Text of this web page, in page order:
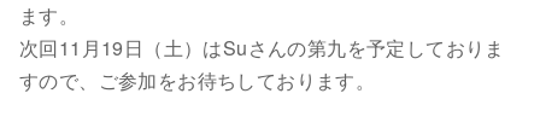
ます。
次回11月19日（土）はSuさんの第九を予定しておりま
すので、ご参加をお待ちしております。